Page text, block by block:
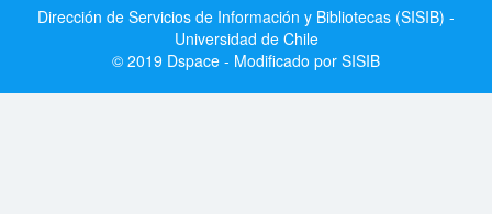
Dirección de Servicios de Información y Bibliotecas (SISIB) -
Universidad de Chile
© 2019 Dspace - Modificado por SISIB